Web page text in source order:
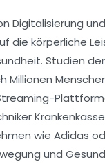
Digitalisierung
die körperliche
Studien
Millionen
wie Adidas
und